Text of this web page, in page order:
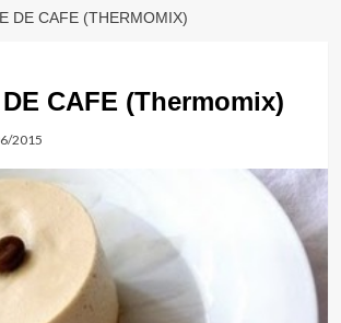
DE CAFE (THERMOMIX)
CAFE (Thermomix)
2015